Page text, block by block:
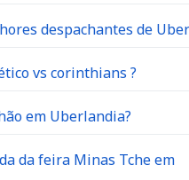
despachantes de
vs corinthians ?
em Uberlandia?
da feira Minas Tche em